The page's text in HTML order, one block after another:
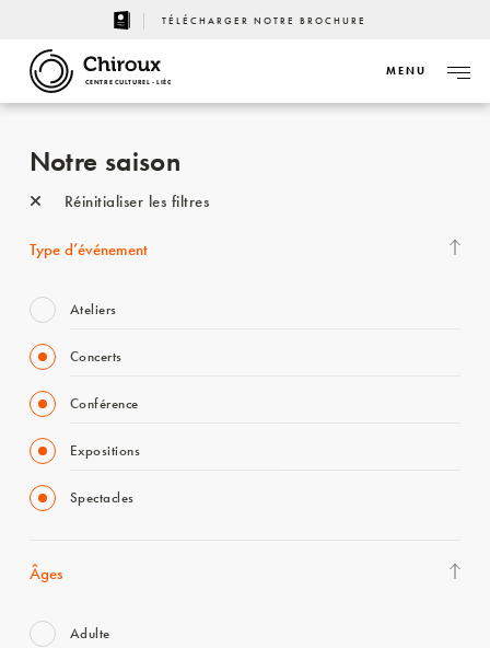
TÉLÉCHARGER NOTRE BROCHURE
CENTRE CULTUREL - LIÈGE
MENU
Notre saison
Réinitialiser les filtres
Type d’événement
Ateliers
Concerts
Conférence
Expositions
Spectacles
Âges
Adulte